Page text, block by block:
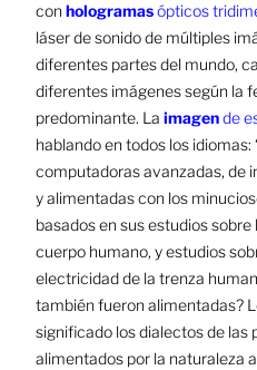
con hologramasópticos
láser de sonido de múltiples
diferentes partes del mundo,
diferentes imágenes según la
predominante. La imagende
hablando en todos los idiomas:
computadoras avanzadas, de
yalimentadas con los
basados en sus estudios
cuerpo humano, y estudios
electricidad de la trenza
también fueron alimentadas?
significado los dialectos de las
alimentados por la naturaleza